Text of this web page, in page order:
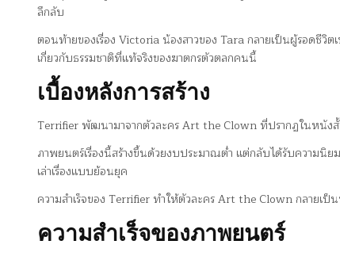
ลึกลับ
ตอนท้ายของเรื่อง Victoria น้องสาวของ Tara กลายเป็นผู้รอดชีวิ
เกี่ยวกับธรรมชาติที่แท้จริงของฆาตกรตัวตลกคนนี้
เบื้องหลังการสร้าง
Terrifier พัฒนามาจากตัวละคร Art the Clown ที่ปรากฏในหนัง
ภาพยนตร์เรื่องนี้สร้างขึ้นด้วยงบประมาณต่ำ แต่กลับได้รับความนิย
เล่าเรื่องแบบย้อนยุค
ความสำเร็จของ Terrifier ทำให้ตัวละคร Art the Clown กลายเ
ความสำเร็จของภาพยนตร์